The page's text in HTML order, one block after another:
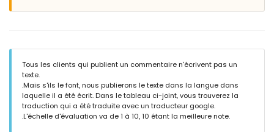
Tous les clients qui publient un commentaire n'écrivent pas un
texte.
.Mais s'ils le font, nous publierons le texte dans la langue dans
laquelle il a été écrit. Dans le tableau ci-joint, vous trouverez la
traduction qui a été traduite avec un traducteur google.
.L'échelle d'évaluation va de 1 à 10, 10 étant la meilleure note.